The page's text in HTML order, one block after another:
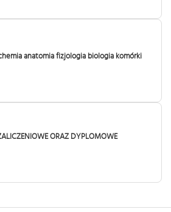
anatomia fizjologia biologia komórki
ORAZ DYPLOMOWE